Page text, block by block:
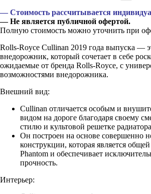
— Стоимость рассчитывается
— Не является публичной офертой.
Полную стоимость можно уточнить при
Rolls-Royce Cullinan 2019 года выпуска —
внедорожник, который сочетает в себе
ожидаемые от бренда Rolls-Royce, с
возможностями внедорожника.
Внешний вид:
Cullinan отличается особым и
видом на дороге благодаря своему
стилю и культовой решетке
Он построен на основе совершенно
конструкции, которая является
Phantom и обеспечивает
прочность.
Интерьер: